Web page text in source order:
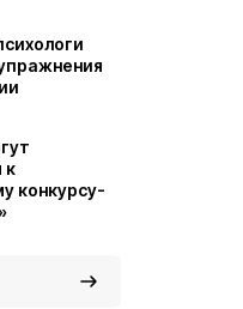
к
конкурсу-